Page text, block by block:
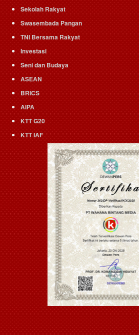
Sekolah Rakyat
Swasembada Pangan
TNI Bersama Rakyat
Investasi
Seni dan Budaya
ASEAN
BRICS
AIPA
KTT G20
KTT IAF